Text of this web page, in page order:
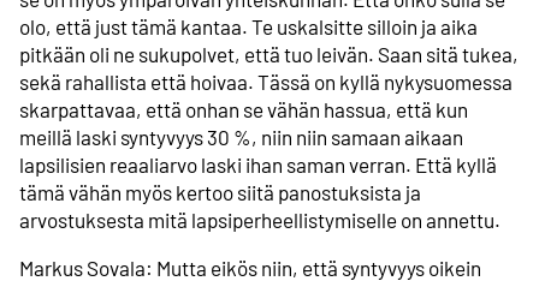
olo, että just tämä kantaa. Te uskalsitte silloin ja aika
pitkään oli ne sukupolvet, että tuo leivän. Saan sitä tukea,
sekä rahallista että hoivaa. Tässä on kyllä nykysuomessa
skarpattavaa, että onhan se vähän hassua, että kun
meillä laski syntyvyys 30 %, niin niin samaan aikaan
lapsilisien reaaliarvo laski ihan saman verran. Että kyllä
tämä vähän myös kertoo siitä panostuksista ja
arvostuksesta mitä lapsiperheellistymiselle on annettu.
Markus Sovala: Mutta eikös niin, että syntyvyys oikein